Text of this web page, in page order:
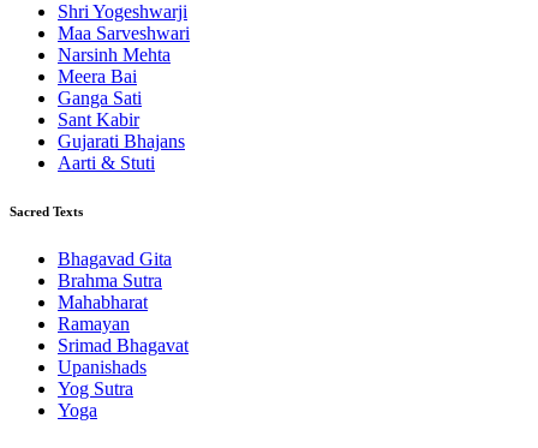
Shri Yogeshwarji
Maa Sarveshwari
Narsinh Mehta
Meera Bai
Ganga Sati
Sant Kabir
Gujarati Bhajans
Aarti & Stuti
Sacred Texts
Bhagavad Gita
Brahma Sutra
Mahabharat
Ramayan
Srimad Bhagavat
Upanishads
Yog Sutra
Yoga